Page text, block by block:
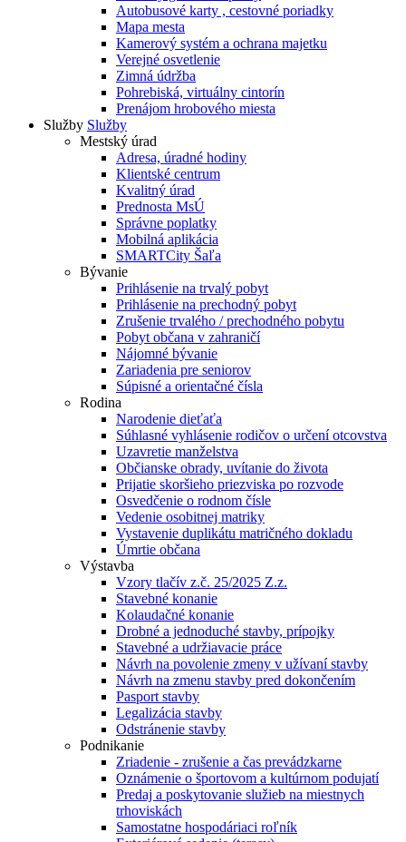
Autobusové karty , cestovné poriadky
Mapa mesta
Kamerový systém a ochrana majetku
Verejné osvetlenie
Zimná údržba
Pohrebiská, virtuálny cintorín
Prenájom hrobového miesta
Služby Služby
Mestský úrad
Adresa, úradné hodiny
Klientské centrum
Kvalitný úrad
Prednosta MsÚ
Správne poplatky
Mobilná aplikácia
SMARTCity Šaľa
Bývanie
Prihlásenie na trvalý pobyt
Prihlásenie na prechodný pobyt
Zrušenie trvalého / prechodného pobytu
Pobyt občana v zahraničí
Nájomné bývanie
Zariadenia pre seniorov
Súpisné a orientačné čísla
Rodina
Narodenie dieťaťa
Súhlasné vyhlásenie rodičov o určení otcovstva
Uzavretie manželstva
Občianske obrady, uvítanie do života
Prijatie skoršieho priezviska po rozvode
Osvedčenie o rodnom čísle
Vedenie osobitnej matriky
Vystavenie duplikátu matričného dokladu
Úmrtie občana
Výstavba
Vzory tlačív z.č. 25/2025 Z.z.
Stavebné konanie
Kolaudačné konanie
Drobné a jednoduché stavby, prípojky
Stavebné a udržiavacie práce
Návrh na povolenie zmeny v užívaní stavby
Návrh na zmenu stavby pred dokončením
Pasport stavby
Legalizácia stavby
Odstránenie stavby
Podnikanie
Zriadenie - zrušenie a čas prevádzkarne
Oznámenie o športovom a kultúrnom podujatí
Predaj a poskytovanie služieb na miestnych
trhoviskách
Samostatne hospodáriaci roľník